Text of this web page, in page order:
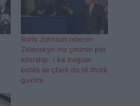
Boris Johnson nderon
Zelenskyn me çmimin për
lidership: I ka treguar
botës se çfarë do të thotë
guximi